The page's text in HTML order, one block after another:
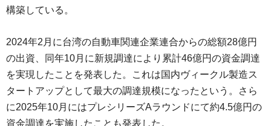
構築している。
2024年2月に台湾の自動車関連企業連合からの総額28億円
の出資、同年10月に新規調達により累計46億円の資金調達
を実現したことを発表した。これは国内ヴィークル製造ス
タートアップとして最大の調達規模になったという。さら
に2025年10月にはプレシリーズAラウンドにて約4.5億円の
資金調達を実施したことも発表した。